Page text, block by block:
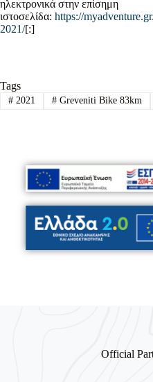
ηλεκτρονικά στην επίσημη
ιστοσελίδα: https://
2021/[:]
Tags
#2021 #Greveniti Bike 83km
Official